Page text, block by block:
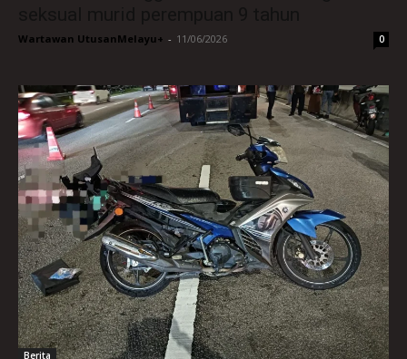
Wartawan UtusanMelayu+ - 11/06/2026 0
Berita